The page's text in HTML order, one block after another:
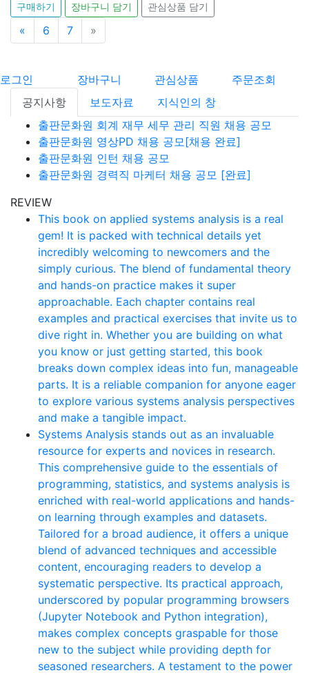
구매하기 장바구니 담기 관심상품 담기
« 이전6 7 »
로그인 장바구니 관심상품
주문조회
공지사항
보도자료
지식인의 창
출판문화원 회계 재무 세무 관리 직원 채용 공모
출판문화원 영상PD 채용 공모[채용 완료]
출판문화원 인턴 채용 공모
출판문화원 경력직 마케터 채용 공모 [완료]
REVIEW
This book on applied systems analysis is a real
gem! It is packed with technical details yet
incredibly welcoming to newcomers and the
simply curious. The blend of fundamental theory
and hands-on practice makes it super
approachable. Each chapter contains real
examples and practical exercises that invite us to
dive right in. Whether you are building on what
you know or just getting started, this book
breaks down complex ideas into fun, manageable
parts. It is a reliable companion for anyone eager
to explore various systems analysis perspectives
and make a tangible impact.
Systems Analysis stands out as an invaluable
resource for experts and novices in research.
This comprehensive guide to the essentials of
programming, statistics, and systems analysis is
enriched with real-world applications and hands-
on learning through examples and datasets.
Tailored for a broad audience, it offers a unique
blend of advanced techniques and accessible
content, encouraging readers to develop a
systematic perspective. Its practical approach,
underscored by popular programming browsers
(Jupyter Notebook and Python integration),
makes complex concepts graspable for those
new to the subject while providing depth for
seasoned researchers. A testament to the power